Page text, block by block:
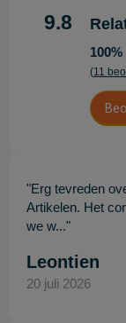
9.8
100%
(11
"Erg tevreden
Artikelen. Het
we w..."
Leontien
20 juli 2026